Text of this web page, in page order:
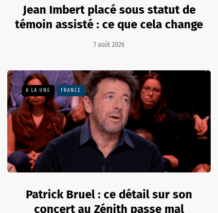
Jean Imbert placé sous statut de
témoin assisté : ce que cela change
7 août 2026
A LA UNE FRANCE
Patrick Bruel : ce détail sur son
concert au Zénith passe mal